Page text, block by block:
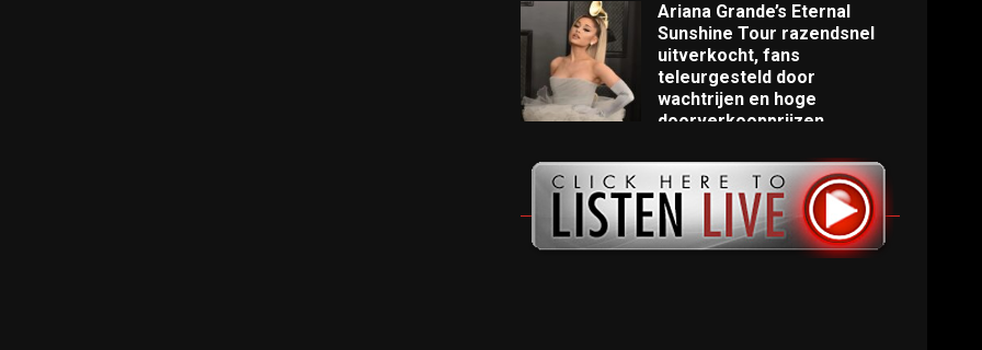
Ariana Grande’s Eternal
Sunshine Tour razendsnel
uitverkocht, fans
teleurgesteld door
wachtrijen en hoge
doorverkoopprijzen